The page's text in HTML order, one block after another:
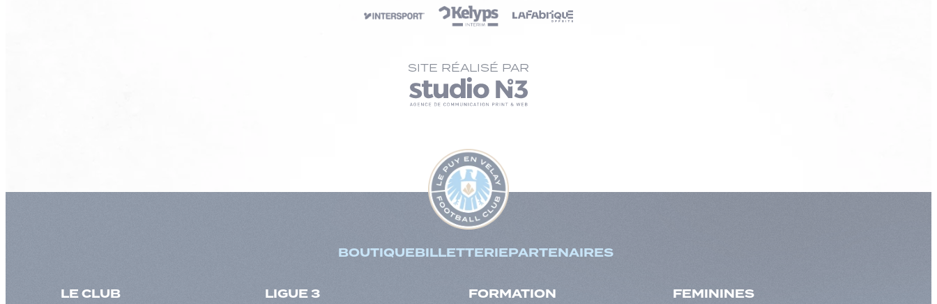
SITE RÉALISÉ PAR
BOUTIQUEBILLETTERIEPARTENAIRES
LE CLUB LIGUE 3 FORMATION FEMININES